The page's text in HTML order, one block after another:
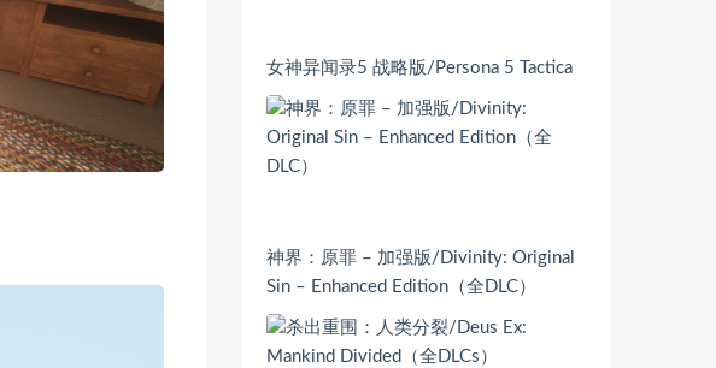
女神异闻录5 战略版/Persona 5 Tactica
神界：原罪 – 加强版/Divinity: Original
Sin – Enhanced Edition（全DLC）